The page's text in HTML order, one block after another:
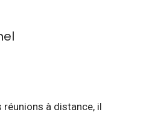
réunions à distance, il